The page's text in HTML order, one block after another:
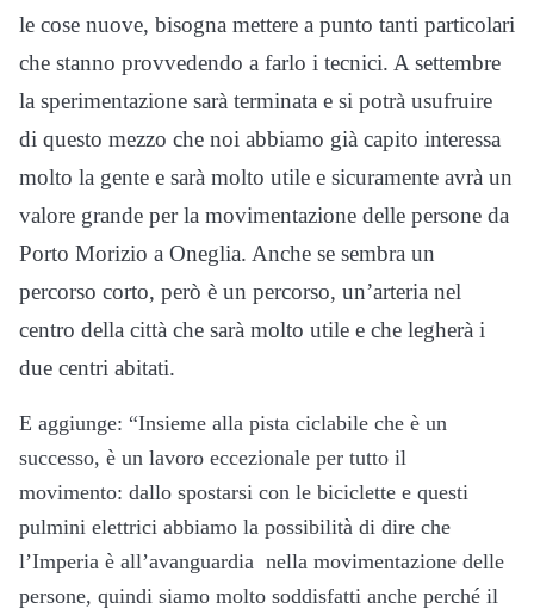
le cose nuove, bisogna mettere a punto tanti particolari
che stanno provvedendo a farlo i tecnici. A settembre
la sperimentazione sarà terminata e si potrà usufruire
di questo mezzo che noi abbiamo già capito interessa
molto la gente e sarà molto utile e sicuramente avrà un
valore grande per la movimentazione delle persone da
Porto Morizio a Oneglia. Anche se sembra un
percorso corto, però è un percorso, un’arteria nel
centro della città che sarà molto utile e che legherà i
due centri abitati.
E aggiunge: “Insieme alla pista ciclabile che è un
successo, è un lavoro eccezionale per tutto il
movimento: dallo spostarsi con le biciclette e questi
pulmini elettrici abbiamo la possibilità di dire che
l’Imperia è all’avanguardia nella movimentazione delle
persone, quindi siamo molto soddisfatti anche perché il